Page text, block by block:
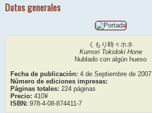
Datos generales
くもり時々ホネ
Kumori Tokidoki Hone
Nublado con algún hueso
Fecha de publicación: 4 de Septiembre de 2007
Número de ediciones impresas:
Páginas totales: 224 páginas
Precio: 410¥
ISBN: 978-4-08-874411-7